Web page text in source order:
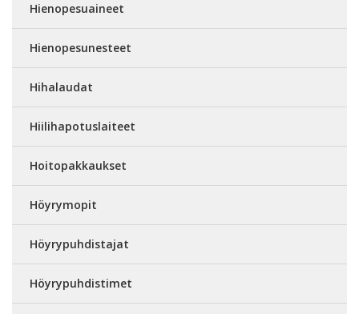
Hienopesuaineet
Hienopesunesteet
Hihalaudat
Hiilihapotuslaiteet
Hoitopakkaukset
Höyrymopit
Höyrypuhdistajat
Höyrypuhdistimet